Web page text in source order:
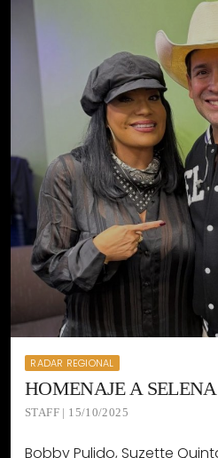
RADAR REGIONAL
HOMENAJE A SELENA
STAFF | 15/10/2025
Bobby Pulido, Suzette